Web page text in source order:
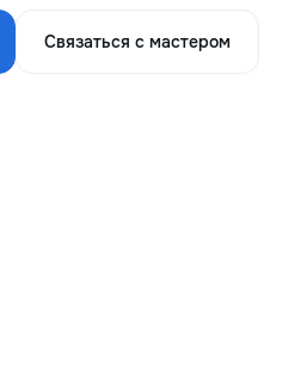
Связаться с мастером